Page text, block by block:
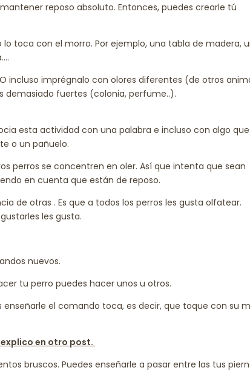
reposo absoluto. Entonces, puedes crearle tú
toca con el morro. Por ejemplo, una tabla de madera,
incluso imprégnalo con olores diferentes (de otros
demasiado fuertes (colonia, perfume..).
esta actividad con una palabra e incluso con algo que
o un pañuelo.
perros se concentren en oler. Así que intenta que sean
en cuenta que están de reposo.
de otras . Es que a todos los perros les gusta olfatear.
les gusta.
nuevos.
tu perro puedes hacer unos u otros.
enseñarle el comando toca, es decir, que toque con su
en otro post.
bruscos. Puedes enseñarle a pasar entre las tus